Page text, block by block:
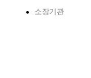
소장기관